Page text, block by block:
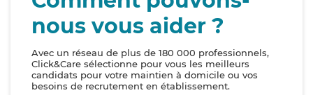
nous vous aider ?
Avec un réseau de plus de 180 000 professionnels,
Click&Care sélectionne pour vous les meilleurs
candidats pour votre maintien à domicile ou vos
besoins de recrutement en établissement.